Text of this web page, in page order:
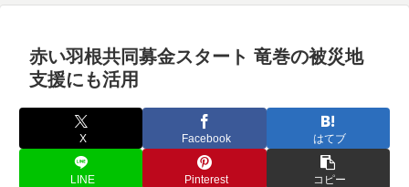
赤い羽根共同募金スタート 竜巻の被災地
支援にも活用
X Facebook はてブ
LINE Pinterest コピー